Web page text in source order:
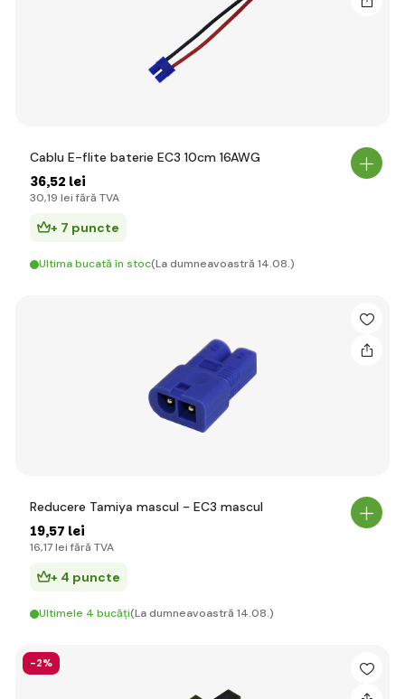
Cablu E-flite baterie EC3 10cm 16AWG
36,52 lei
30,19 lei fără TVA
+ 7 puncte
Ultima bucată în stoc(La dumneavoastră 14.08.)
Reducere Tamiya mascul - EC3 mascul
19,57 lei
16,17 lei fără TVA
+ 4 puncte
Ultimele 4 bucăți(La dumneavoastră 14.08.)
-2%